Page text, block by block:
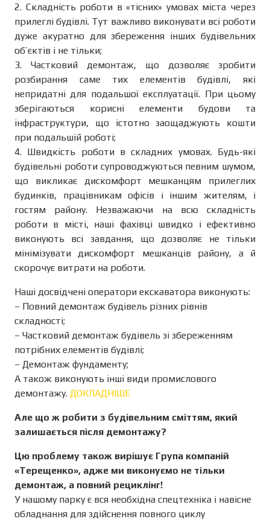
2. Складність роботи в «тісних» умовах міста через
прилеглі будівлі. Тут важливо виконувати всі роботи
дуже акуратно для збереження інших будівельних
об’єктів і не тільки;
3. Частковий демонтаж, що дозволяє зробити
розбирання саме тих елементів будівлі, які
непридатні для подальшої експлуатації. При цьому
зберігаються корисні елементи будови та
інфраструктури, що істотно заощаджують кошти
при подальшій роботі;
4. Швидкість роботи в складних умовах. Будь-які
будівельні роботи супроводжуються певним шумом,
що викликає дискомфорт мешканцям прилеглих
будинків, працівникам офісів і іншим жителям, і
гостям району. Незважаючи на всю складність
роботи в місті, наші фахівці швидко і ефективно
виконують всі завдання, що дозволяє не тільки
мінімізувати дискомфорт мешканців району, а й
скорочує витрати на роботи.
Наші досвідчені оператори екскаватора виконують:
– Повний демонтаж будівель різних рівнів
складності;
– Частковий демонтаж будівель зі збереженням
потрібних елементів будівлі;
– Демонтаж фундаменту;
А також виконують інші види промислового
демонтажу. ДОКЛАДНІШЕ
Але що ж робити з будівельним сміттям, який
залишається після демонтажу?
Цю проблему також вирішує Група компаній
«Терещенко», адже ми виконуємо не тільки
демонтаж, а повний рециклінг!
У нашому парку є вся необхідна спецтехніка і навісне
обладнання для здійснення повного циклу